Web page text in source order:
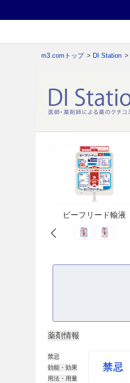
m3.comトップ > DI Station >
ビーフリード輸液
薬剤情報
禁忌
効能・効果
用法・用量
禁忌